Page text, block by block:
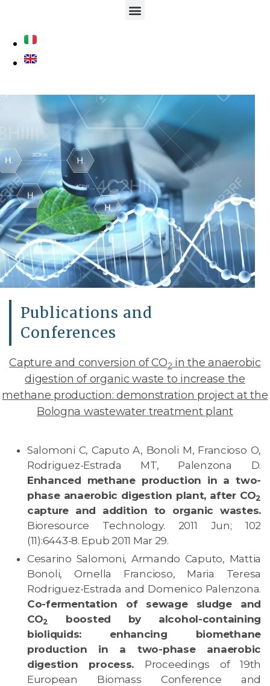
Publications and
Conferences
Capture and conversion of CO2 in the anaerobic
digestion of organic waste to increase the
methane production: demonstration project at the
Bologna wastewater treatment plant
Salomoni C, Caputo A, Bonoli M, Francioso O,
Rodriguez-Estrada MT, Palenzona D.
Enhanced methane production in a two-
phase anaerobic digestion plant, after CO2
capture and addition to organic wastes.
Bioresource Technology. 2011 Jun; 102
(11):6443-8. Epub 2011 Mar 29.
Cesarino Salomoni, Armando Caputo, Mattia
Bonoli, Ornella Francioso, Maria Teresa
Rodriguez-Estrada and Domenico Palenzona.
Co-fermentation of sewage sludge and
CO2
boosted by alcohol-containing
bioliquids: enhancing biomethane
production in a two-phase anaerobic
digestion process. Proceedings of 19th
European Biomass Conference and